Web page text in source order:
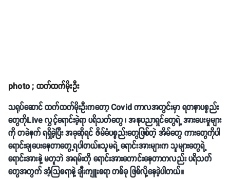
photo ; ထက်ထက်မိုးဦး
သရုပ်ဆောင် ထက်ထက်မိုးဦးကတော့ Covid ကာလအတွင်းမှာ ရတနာပစ္စည်း
တွေကိုLive လွှင့်ရောင်းခဲ့ရာ ပရိသတ်တွေ ၊ အနုပညာရှင်တွေရဲ့ အားပေးမှုများ
ကို တခဲနက် ရရှိခဲ့ပြီး အခုဆိုရင် ဇိမ်ခံပစ္စည်းတွေဖြစ်တဲ့ အိမ်တွေ ကားတွေကိုပါ
ရောင်းချပေးနေတာတွေ့ရပါတယ်။သူမရဲ့ ရောင်းအားများက သူများတွေရဲ့
ရောင်းအားနဲ့ မတူဘဲ အရမ်းကို ရောင်းအားကောင်းနေတာကလည်း ပရိသတ်
တွေအတွက် အံ့သြစရာနဲ့ ချီးကျူးစရာ တစ်ခု ဖြစ်လို့နေခဲ့ပါတယ်။